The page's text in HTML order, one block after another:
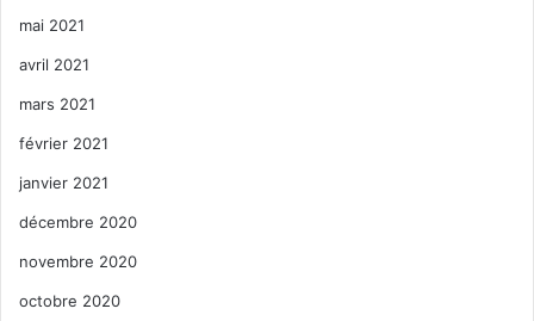
mai 2021
avril 2021
mars 2021
février 2021
janvier 2021
décembre 2020
novembre 2020
octobre 2020